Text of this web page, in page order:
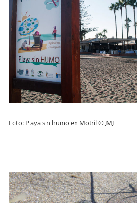
Foto: Playa sin humo en Motril © JMJ